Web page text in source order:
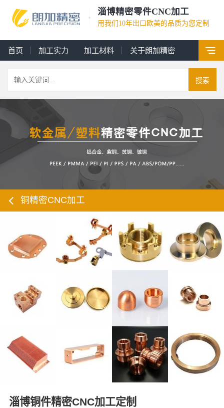
淄博精密零件CNC加工
用我们10年出口欧美的品质为您定制
首页 加工实力 加工材料 关于朗加精密
搜索
铜精密CNC加工
淄博铜件精密CNC加工定制